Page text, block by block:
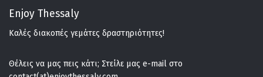
Enjoy Thessaly
Καλές διακοπές γεμάτες δραστηριότητες!
Θέλεις να μας πεις κάτι; Στείλε μας e-mail στο